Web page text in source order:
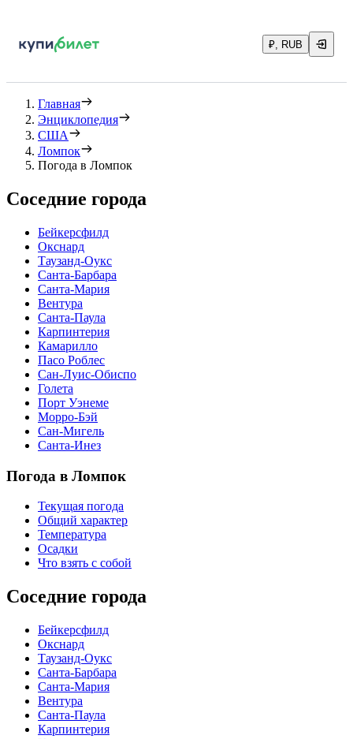
₽, RUB
Главная
Энциклопедия
США
Ломпок
Погода в Ломпок
Соседние города
Бейкерсфилд
Окснард
Таузанд-Оукс
Санта-Барбара
Санта-Мария
Вентура
Санта-Паула
Карпинтерия
Камарилло
Пасо Роблес
Сан-Луис-Обиспо
Голета
Порт Уэнеме
Морро-Бэй
Сан-Мигель
Санта-Инез
Погода в Ломпок
Текущая погода
Общий характер
Температура
Осадки
Что взять с собой
Соседние города
Бейкерсфилд
Окснард
Таузанд-Оукс
Санта-Барбара
Санта-Мария
Вентура
Санта-Паула
Карпинтерия